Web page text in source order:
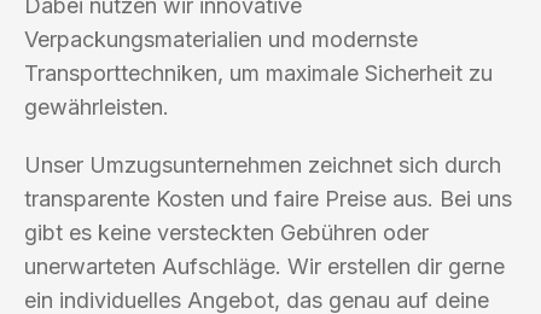
Dabei nutzen wir innovative
Verpackungsmaterialien und modernste
Transporttechniken, um maximale Sicherheit zu
gewährleisten.
Unser Umzugsunternehmen zeichnet sich durch
transparente Kosten und faire Preise aus. Bei uns
gibt es keine versteckten Gebühren oder
unerwarteten Aufschläge. Wir erstellen dir gerne
ein individuelles Angebot, das genau auf deine